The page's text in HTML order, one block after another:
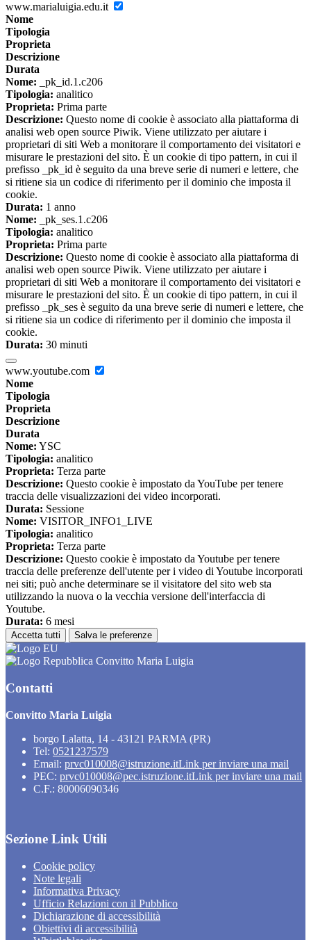
www.marialuigia.edu.it
Nome
Tipologia
Proprieta
Descrizione
Durata
Nome: _pk_id.1.c206
Tipologia: analitico
Proprieta: Prima parte
Descrizione: Questo nome di cookie è associato alla piattaforma di
analisi web open source Piwik. Viene utilizzato per aiutare i
proprietari di siti Web a monitorare il comportamento dei visitatori e
misurare le prestazioni del sito. È un cookie di tipo pattern, in cui il
prefisso _pk_id è seguito da una breve serie di numeri e lettere, che
si ritiene sia un codice di riferimento per il dominio che imposta il
cookie.
Durata: 1 anno
Nome: _pk_ses.1.c206
Tipologia: analitico
Proprieta: Prima parte
Descrizione: Questo nome di cookie è associato alla piattaforma di
analisi web open source Piwik. Viene utilizzato per aiutare i
proprietari di siti Web a monitorare il comportamento dei visitatori e
misurare le prestazioni del sito. È un cookie di tipo pattern, in cui il
prefisso _pk_ses è seguito da una breve serie di numeri e lettere, che
si ritiene sia un codice di riferimento per il dominio che imposta il
cookie.
Durata: 30 minuti
www.youtube.com
Nome
Tipologia
Proprieta
Descrizione
Durata
Nome: YSC
Tipologia: analitico
Proprieta: Terza parte
Descrizione: Questo cookie è impostato da YouTube per tenere
traccia delle visualizzazioni dei video incorporati.
Durata: Sessione
Nome: VISITOR_INFO1_LIVE
Tipologia: analitico
Proprieta: Terza parte
Descrizione: Questo cookie è impostato da Youtube per tenere
traccia delle preferenze dell'utente per i video di Youtube incorporati
nei siti; può anche determinare se il visitatore del sito web sta
utilizzando la nuova o la vecchia versione dell'interfaccia di
Youtube.
Durata: 6 mesi
Accetta tutti Salva le preferenze
Convitto Maria Luigia
Contatti
Convitto Maria Luigia
borgo Lalatta, 14 - 43121 PARMA (PR)
Tel: 0521237579
Email: prvc010008@istruzione.itLink per inviare una mail
PEC: prvc010008@pec.istruzione.itLink per inviare una mail
C.F.: 80006090346
Sezione Link Utili
Cookie policy
Note legali
Informativa Privacy
Ufficio Relazioni con il Pubblico
Dichiarazione di accessibilità
Obiettivi di accessibilità